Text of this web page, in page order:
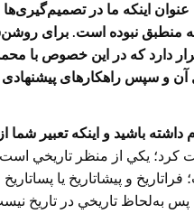
اینکه ما در تصمیم‌گیری‌ها
منطبق نبوده است. برای
دارد که در این خصوص با
آن و سپس راهکارهای
داشته باشيد و اينكه تعبیر
كرد؛ يكي از منظر تاريخي
و پيشاتاريخ يا
به‌لحاظ تاريخي در تاريخ